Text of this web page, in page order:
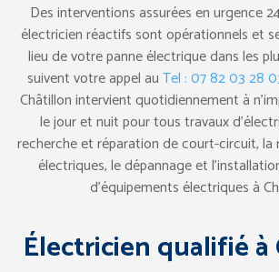
Des interventions assurées en urgence
électricien réactifs sont opérationnels et
lieu de votre panne électrique dans les
suivent votre appel auTel : 07 82 03 28
Châtillon intervient quotidiennement à
le jour et nuit pour tous travaux
recherche et réparation de court-circuit, la
électriques, le dépannage et
d’équipements électriques à
Électricien qualifié